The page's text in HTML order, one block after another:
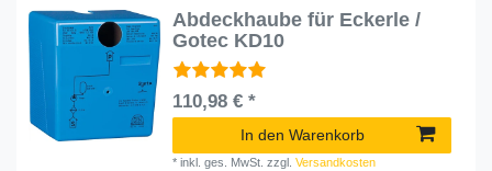
Abdeckhaube für Eckerle /
Gotec KD10
110,98 € *
In den Warenkorb
*inkl. ges. MwSt. zzgl.Versandkosten